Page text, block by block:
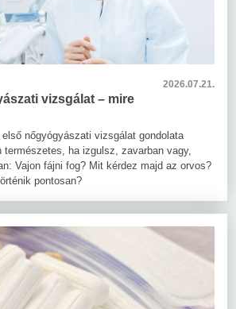
2026.07.21.
vizsgálat – mire
nőgyógyászati vizsgálat gondolata
természetes, ha izgulsz, zavarban vagy,
Vajon fájni fog? Mit kérdez majd az orvos?
pontosan?